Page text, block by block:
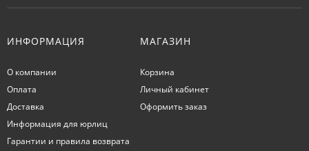
ИНФОРМАЦИЯ
О компании
Оплата
Доставка
Информация для юрлиц
Гарантии и правила возврата
МАГАЗИН
Корзина
Личный кабинет
Оформить заказ